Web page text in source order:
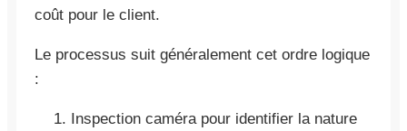
coût pour le client.
Le processus suit généralement cet ordre logique
:
Inspection caméra pour identifier la nature